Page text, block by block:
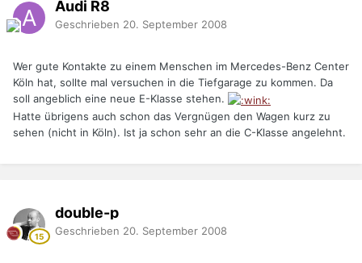
Audi R8
Geschrieben 20. September 2008
Wer gute Kontakte zu einem Menschen im Mercedes-Benz Center
Köln hat, sollte mal versuchen in die Tiefgarage zu kommen. Da
soll angeblich eine neue E-Klasse stehen.
Hatte übrigens auch schon das Vergnügen den Wagen kurz zu
sehen (nicht in Köln). Ist ja schon sehr an die C-Klasse angelehnt.
double-p
Geschrieben 20. September 2008